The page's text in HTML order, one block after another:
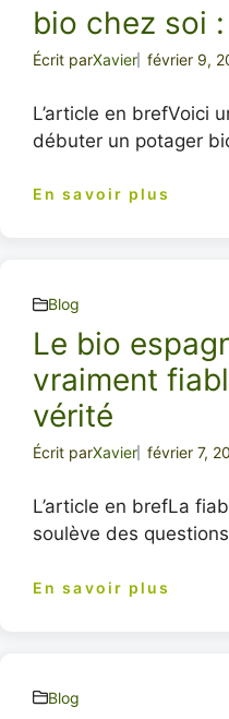
bio chez soi
Écrit parXavier février 9,
L’article en brefVoici
débuter un potager
En savoir plus
Blog
Le bio
vraiment
vérité
Écrit parXavier février 7,
L’article en brefLa
soulève des
En savoir plus
Blog